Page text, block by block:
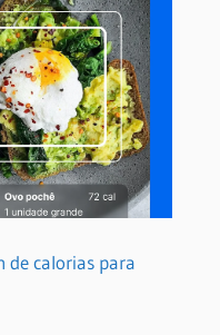
de calorias para